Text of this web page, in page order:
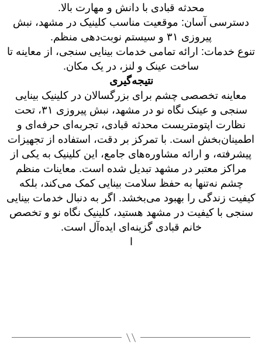
محدثه قبادی با دانش و مهارت بالا.
دسترسی آسان: موقعیت مناسب کلینیک در مشهد، نبش
پیروزی ۳۱ و سیستم نوبت‌دهی منظم.
تنوع خدمات: ارائه تمامی خدمات بینایی سنجی، از معاینه تا
ساخت عینک و لنز، در یک مکان.
نتیجه‌گیری
معاینه تخصصی چشم برای بزرگسالان در کلینیک بینایی
سنجی و عینک نگاه نو در مشهد، نبش پیروزی ۳۱، تحت
نظارت اپتومتریست محدثه قبادی، تجربه‌ای حرفه‌ای و
اطمینان‌بخش است. با تمرکز بر دقت، استفاده از تجهیزات
پیشرفته، و ارائه مشاوره‌های جامع، این کلینیک به یکی از
مراکز معتبر در مشهد تبدیل شده است. معاینات منظم
چشم نه‌تنها به حفظ سلامت بینایی کمک می‌کند، بلکه
کیفیت زندگی را بهبود می‌بخشد. اگر به دنبال خدمات بینایی
سنجی با کیفیت در مشهد هستید، کلینیک نگاه نو و تخصص
خانم قبادی گزینه‌ای ایده‌آل است.